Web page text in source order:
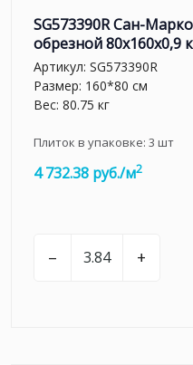
SG573390R Сан-
обрезной 80x160x0,9
Артикул: SG573390R
Размер: 160*80 см
Вес: 80.75 кг
Плиток в упаковке: 3 шт
4 732.38 руб./м2
– +